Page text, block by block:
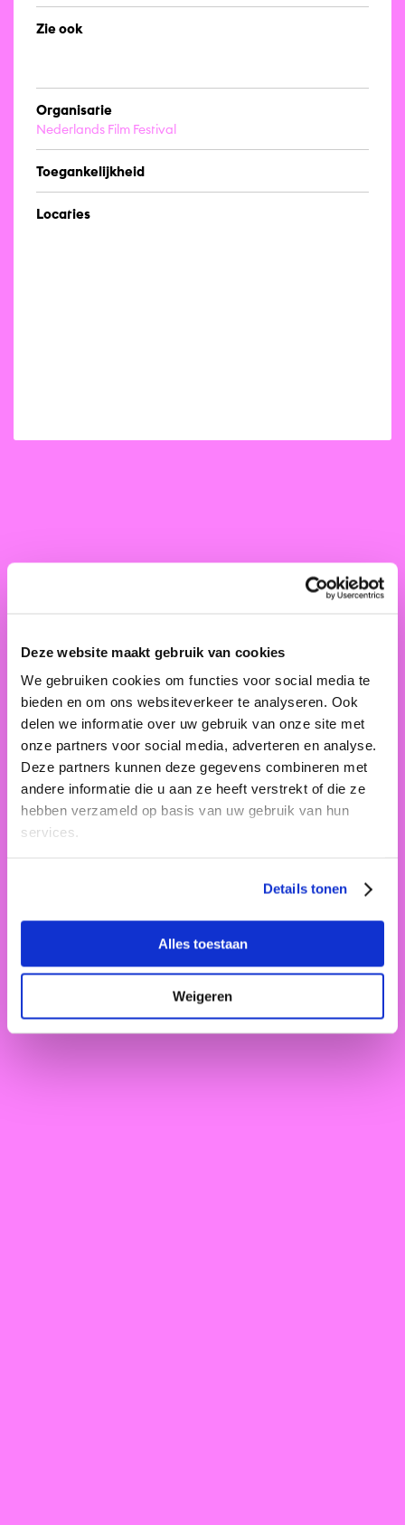
Deze website maakt gebruik van cookies
We gebruiken cookies om functies voor social media te
bieden en om ons websiteverkeer te analyseren. Ook
delen we informatie over uw gebruik van onze site met
onze partners voor social media, adverteren en analyse.
Deze partners kunnen deze gegevens combineren met
andere informatie die u aan ze heeft verstrekt of die ze
hebben verzameld op basis van uw gebruik van hun
services.
Details tonen
Alles toestaan
Weigeren
Zie ook
Organisatie
Nederlands Film Festival
Toegankelijkheid
Locaties
Rosa Beijnes
Domtoren
Zo 23 apr. 13:00; 15:00